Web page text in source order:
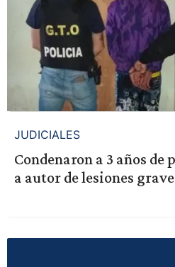
JUDICIALES
Condenaron a 3 años de
a autor de lesiones